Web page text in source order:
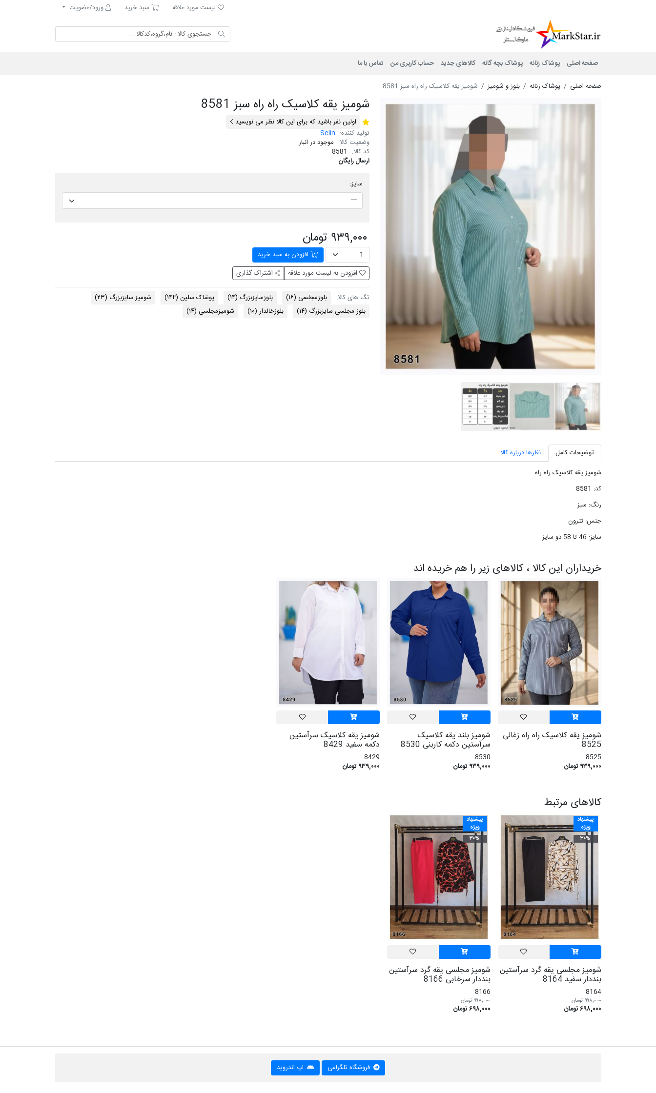
لیست مورد علاقه
لیست مورد علاقه سبد خرید
سبد خرید
ورود/عضویت
صفحه اصلی پوشاک زنانه پوشاک بچه گانه کالاهای جدید حساب کاربری من تماس با ما
صفحه اصلی پوشاک زنانه بلوز و شومیز شومیز یقه کلاسیک راه راه سبز 8581
شومیز یقه کلاسیک راه راه سبز 8581
اولین نفر باشید که برای این کالا نظر می نویسید
تولید کننده: Selin
وضعیت کالا: موجود در انبار
کد کالا: 8581
ارسال رایگان
سایز:
۹۳۹,۰۰۰ تومان
افزودن به سبد خرید
افزودن به لیست مورد علاقه
اشتراک گذاری
تگ های کالا: بلوزمجلسی (۱۶) بلوزسایزبزرگ (۱۴) پوشاک سلین (۱۴۴) شومیز سایزبزرگ (۲۳)
بلوز مجلسی سایزبزرگ (۱۴) بلوزخالدار (۱۰) شومیزمجلسی (۱۴)
توضیحات کامل
نظرها درباره کالا
شومیز یقه کلاسیک راه راه
کد: 8581
رنگ: سبز
جنس: تترون
سایز: 46 تا 58 دو سایز
خریداران این کالا ، کالاهای زیر را هم خریده اند
شومیز یقه کلاسیک راه راه زغالی
8525
8525
۹۳۹,۰۰۰ تومان
شومیز بلند یقه کلاسیک
سرآستین دکمه کاربنی 8530
8530
۹۳۹,۰۰۰ تومان
شومیز یقه کلاسیک سرآستین
دکمه سفید 8429
8429
۹۳۹,۰۰۰ تومان
کالاهای مرتبط
پیشنهاد
ویژه
۳۰%
شومیز مجلسی یقه گرد سرآستین
بنددار سفید 8164
8164
۹۹۸,۰۰۰ تومان
۶۹۸,۰۰۰ تومان
پیشنهاد
ویژه
۳۰%
شومیز مجلسی یقه گرد سرآستین
بنددار سرخابی 8166
8166
۹۹۸,۰۰۰ تومان
۶۹۸,۰۰۰ تومان
فروشگاه تلگرامی اپ اندروید